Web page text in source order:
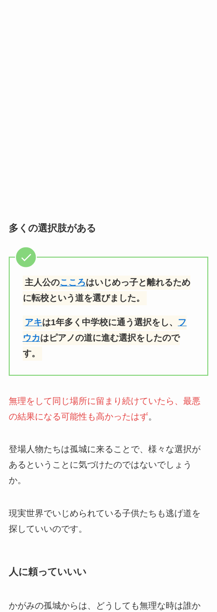
多くの選択肢がある
主人公のこころはいじめっ子と離れるため
に転校という道を選びました。
アキは1年多く中学校に通う選択をし、 フ
ウカはピアノの道に進む選択をしたので
す。
無理をして同じ場所に留まり続けていたら、最悪
の結果になる可能性も高かったはず。
登場人物たちは孤城に来ることで、様々な選択が
あるということに気づけたのではないでしょう
か。
現実世界でいじめられている子供たちも逃げ道を
探していいのです。
人に頼っていいい
かがみの孤城からは、どうしても無理な時は誰か